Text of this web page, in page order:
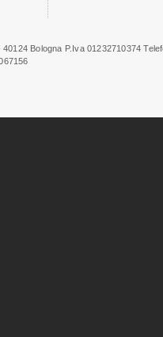
Bologna P.Iva 01232710374